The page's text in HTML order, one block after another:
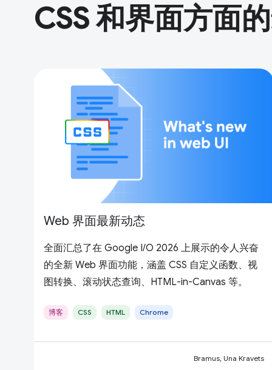
CSS 和界面方面
Web 界面最新动态
全面汇总了在 Google I/O 2026 上展示的令人兴奋
的全新 Web 界面功能，涵盖 CSS 自定义函数、视
图转换、滚动状态查询、HTML-in-Canvas 等。
博客 CSS HTML Chrome
Bramus, Una Kravets